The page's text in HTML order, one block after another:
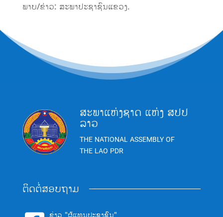
ພາບ/ຂ່າວ: ສະພາປະຊາຊົນແຂວງ.
ສະພາແຫ່ງຊາດ ແຫ່ງ ສປປ
ລາວ
THE NATIONAL ASSEMBLY OF
THE LAO PDR
ຕິດຕໍ່ສອບຖາມ